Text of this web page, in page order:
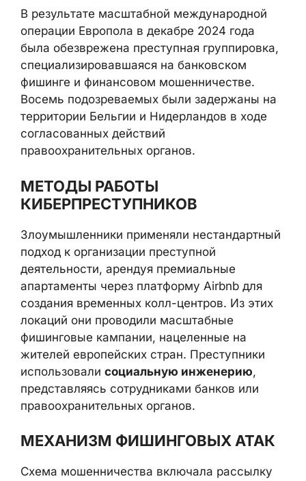
В результате масштабной международной
операции Европола в декабре 2024 года
была обезврежена преступная группировка,
специализировавшаяся на банковском
фишинге и финансовом мошенничестве.
Восемь подозреваемых были задержаны на
территории Бельгии и Нидерландов в ходе
согласованных действий
правоохранительных органов.
МЕТОДЫ РАБОТЫ
КИБЕРПРЕСТУПНИКОВ
Злоумышленники применяли нестандартный
подход к организации преступной
деятельности, арендуя премиальные
апартаменты через платформу Airbnb для
создания временных колл-центров. Из этих
локаций они проводили масштабные
фишинговые кампании, нацеленные на
жителей европейских стран. Преступники
использовали социальную инженерию,
представляясь сотрудниками банков или
правоохранительных органов.
МЕХАНИЗМ ФИШИНГОВЫХ АТАК
Схема мошенничества включала рассылку